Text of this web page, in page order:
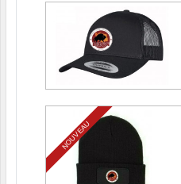
NOUVEAU